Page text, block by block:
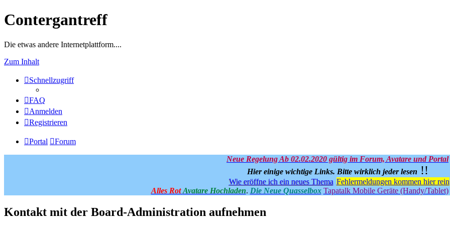
Contergantreff
Die etwas andere Internetplattform....
Zum Inhalt
Schnellzugriff
FAQ
Anmelden
Registrieren
Portal Forum
Neue Regelung Ab 02.02.2020 gültig im Forum, Avatare und Portal
Hier einige wichtige Links. Bitte wirklich jeder lesen !!
Wie eröffne ich ein neues Thema Fehlermeldungen kommen hier rein
Alles Rot Avatare Hochladen. Die Neue Quasselbox Tapatalk Mobile Geräte (Handy/Tablet)
Kontakt mit der Board-Administration aufnehmen